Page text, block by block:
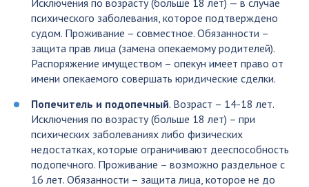
Исключения по возрасту (больше 18 лет) — в случае
психического заболевания, которое подтверждено
судом. Проживание – совместное. Обязанности –
защита прав лица (замена опекаемому родителей).
Распоряжение имуществом – опекун имеет право от
имени опекаемого совершать юридические сделки.
Попечитель и подопечный. Возраст – 14-18 лет.
Исключения по возрасту (больше 18 лет) – при
психических заболеваниях либо физических
недостатках, которые ограничивают дееспособность
подопечного. Проживание – возможно раздельное с
16 лет. Обязанности – защита лица, которое не до